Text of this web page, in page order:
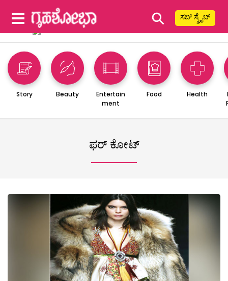
⚲ ಸಬ್ ಸ್ಕ್ರೈಬ್
Story Beauty
Entertain
ment
Food Health
ಫರ್ ಕೋಟ್